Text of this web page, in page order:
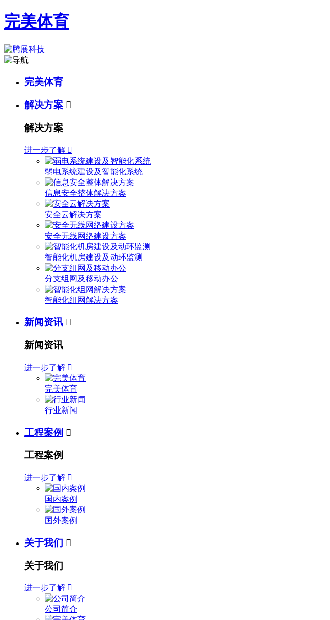
完美体育
完美体育
解决方案 
解决方案
进一步了解 
弱电系统建设及智能化系统
信息安全整体解决方案
安全云解决方案
安全无线网络建设方案
智能化机房建设及动环监测
分支组网及移动办公
智能化组网解决方案
新闻资讯 
新闻资讯
进一步了解 
完美体育
行业新闻
工程案例 
工程案例
进一步了解 
国内案例
国外案例
关于我们 
关于我们
进一步了解 
公司简介